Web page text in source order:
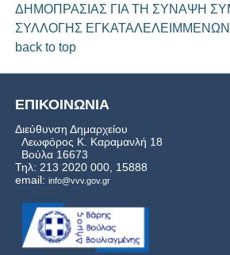
ΔΗΜΟΠΡΑΣΙΑΣ ΓΙΑ ΤΗ ΣΥΝΑΨΗ
ΣΥΛΛΟΓΗΣ
back to top
ΕΠΙΚΟΙΝΩΝΙΑ
Διεύθυνση Δημαρχείου
Λεωφόρος Κ. Καραμανλή 18
Βούλα 16673
Τηλ: 213 2020 000, 15888
email: info@vvv.gov.gr